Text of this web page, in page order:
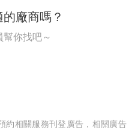
廠商嗎？
你找吧～
約相關服務刊登廣告，相關廣告